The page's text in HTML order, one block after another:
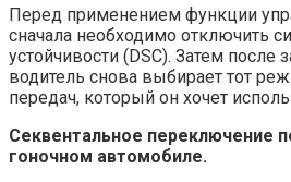
Перед применением функции
сначала необходимо отключить
устойчивости (DSC). Затем после
водитель снова выбирает тот
передач, который он хочет
Секвентальное переключение
гоночном автомобиле.